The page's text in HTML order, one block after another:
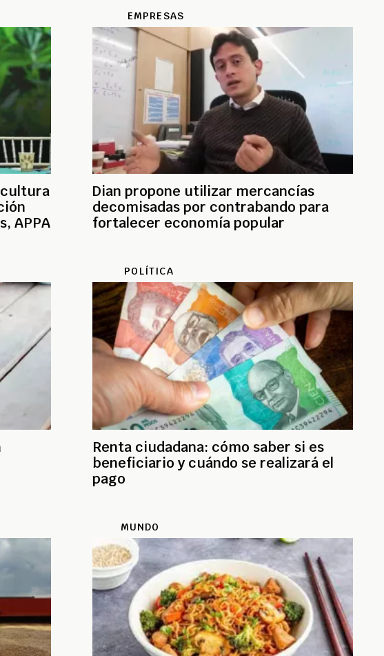
APPA
EMPRESAS
Dian propone utilizar mercancías
decomisadas por contrabando para
fortalecer economía popular
POLÍTICA
Renta ciudadana: cómo saber si es
beneficiario y cuándo se realizará el
pago
MUNDO